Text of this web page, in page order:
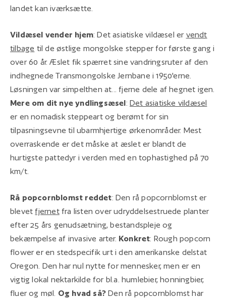
landet kan iværksætte.
Vildæsel vender hjem: Det asiatiske vildæsel er vendt
tilbage til de østlige mongolske stepper for første gang i
over 60 år. Æslet fik spærret sine vandringsruter af den
indhegnede Transmongolske Jernbane i 1950'erne.
Løsningen var simpelthen at... fjerne dele af hegnet igen.
Mere om dit nye yndlingsæsel:Det asiatiske vildæsel
er en nomadisk steppeart og berømt for sin
tilpasningsevne til ubarmhjertige ørkenområder. Mest
overraskende er det måske at æslet er blandt de
hurtigste pattedyr i verden med en tophastighed på 70
km/t.
Rå popcornblomst reddet: Den rå popcornblomst er
blevetfjernetfra listen over udryddelsestruede planter
efter 25 års genudsætning, bestandspleje og
bekæmpelse af invasive arter. Konkret: Rough popcorn
flower er en stedspecifik urt i den amerikanske delstat
Oregon. Den har nul nytte for mennesker, men er en
vigtig lokal nektarkilde for bl.a. humlebier, honningbier,
fluer og møl. Og hvad så?Den rå popcornblomst har